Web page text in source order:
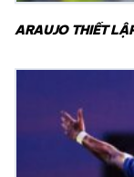
ARAUJO THIẾT